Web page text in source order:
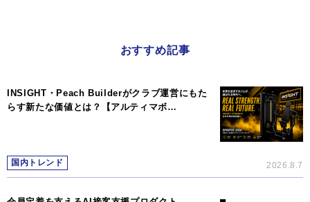
おすすめ記事
INSIGHT・Peach Builderがクラブ運営にもた
らす新たな価値とは？【アルティマボ…
国内トレンド 2026.8.7